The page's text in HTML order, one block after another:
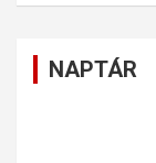
NAPTÁR